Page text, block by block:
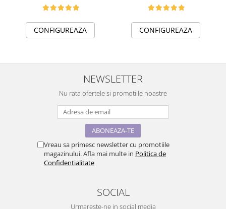
CONFIGUREAZA CONFIGUREAZA
NEWSLETTER
Nu rata ofertele si promotiile noastre
Vreau sa primesc newsletter cu promotiile
magazinului. Afla mai multe in Politica de
Confidentialitate
SOCIAL
Urmareste-ne in social media